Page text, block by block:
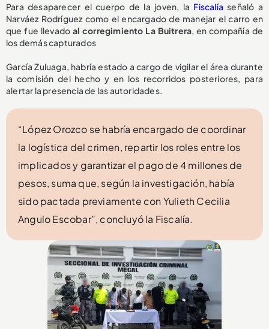
Para desaparecer el cuerpo de la joven, la Fiscalía señaló a
Narváez Rodríguez como el encargado de manejar el carro en
que fue llevado al corregimiento La Buitrera , en compañía de
los demás capturados
García Zuluaga, habría estado a cargo de vigilar el área durante
la comisión del hecho y en los recorridos posteriores, para
alertar la presencia de las autoridades.
“López Orozco se habría encargado de coordinar
la logística del crimen, repartir los roles entre los
implicados y garantizar el pago de 4 millones de
pesos, suma que, según la investigación, había
sido pactada previamente con Yulieth Cecilia
Angulo Escobar”, concluyó la Fiscalía.